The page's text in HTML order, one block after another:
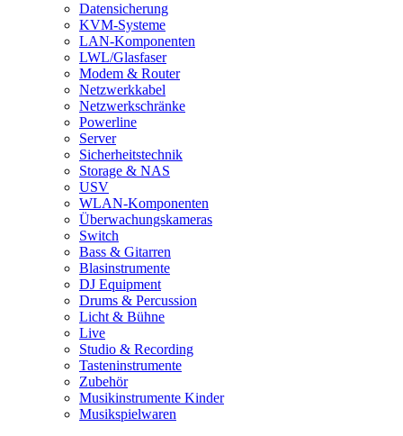
Datensicherung
KVM-Systeme
LAN-Komponenten
LWL/Glasfaser
Modem & Router
Netzwerkkabel
Netzwerkschränke
Powerline
Server
Sicherheitstechnik
Storage & NAS
USV
WLAN-Komponenten
Überwachungskameras
Switch
Bass & Gitarren
Blasinstrumente
DJ Equipment
Drums & Percussion
Licht & Bühne
Live
Studio & Recording
Tasteninstrumente
Zubehör
Musikinstrumente Kinder
Musikspielwaren